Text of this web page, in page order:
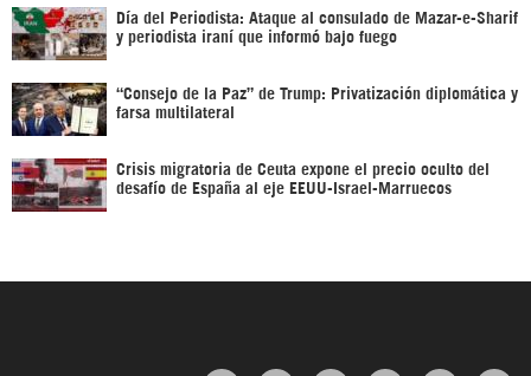
Día del Periodista: Ataque al consulado de Mazar-e-Sharif
y periodista iraní que informó bajo fuego
“Consejo de la Paz” de Trump: Privatización diplomática y
farsa multilateral
Crisis migratoria de Ceuta expone el precio oculto del
desafío de España al eje EEUU-Israel-Marruecos